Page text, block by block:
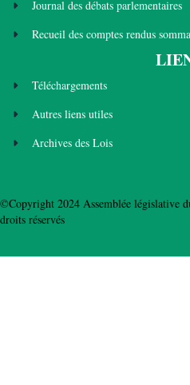
Journal des débats parlementaires
Recueil des comptes rendus
Téléchargements
Autres liens utiles
Archives des Lois
©Copyright 2024 Assemblée législative
droits réservés